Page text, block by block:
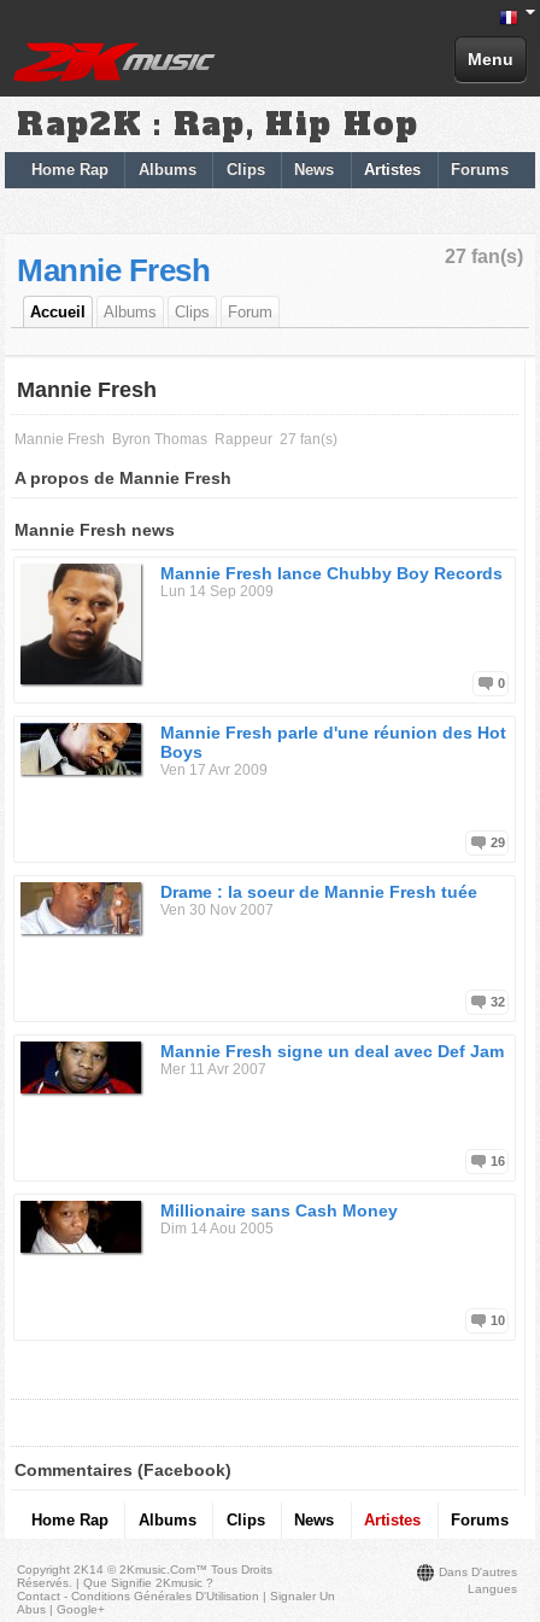
Menu
Rap2K : Rap, Hip Hop
Home Rap Albums Clips News Artistes Forums
27 fan(s)
Mannie Fresh
Accueil Albums Clips Forum
Mannie Fresh
Mannie Fresh Byron Thomas Rappeur 27 fan(s)
A propos de Mannie Fresh
Mannie Fresh news
Mannie Fresh lance Chubby Boy Records
Lun 14 Sep 2009
0
Mannie Fresh parle d'une réunion des Hot
Boys
Ven 17 Avr 2009
29
Drame : la soeur de Mannie Fresh tuée
Ven 30 Nov 2007
32
Mannie Fresh signe un deal avec Def Jam
Mer 11 Avr 2007
16
Millionaire sans Cash Money
Dim 14 Aou 2005
10
Commentaires (Facebook)
Home Rap Albums Clips News Artistes Forums
Dans D'autres
Langues
Copyright 2K14 © 2Kmusic.com™Tous Droits
Réservés . |Que Signifie 2Kmusic ?
Contact - Conditions Générales D'Utilisation |Signaler Un
Abus |Google+